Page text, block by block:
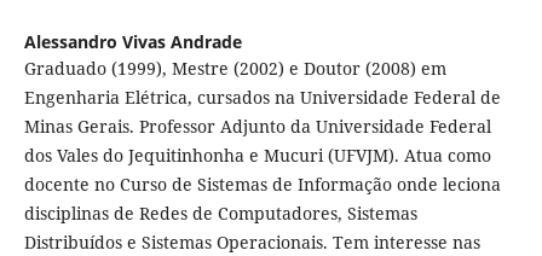
Alessandro Vivas Andrade
Graduado (1999), Mestre (2002) e Doutor (2008) em
Engenharia Elétrica, cursados na Universidade Federal de
Minas Gerais. Professor Adjunto da Universidade Federal
dos Vales do Jequitinhonha e Mucuri (UFVJM). Atua como
docente no Curso de Sistemas de Informação onde leciona
disciplinas de Redes de Computadores, Sistemas
Distribuídos e Sistemas Operacionais. Tem interesse nas